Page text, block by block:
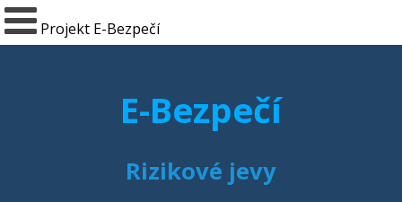
Projekt E-Bezpečí
E-Bezpečí
Rizikové jevy